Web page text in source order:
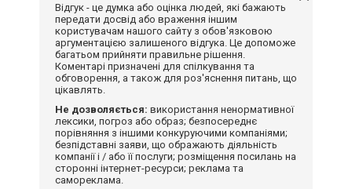
Відгук - це думка або оцінка людей, які бажають
передати досвід або враження іншим
користувачам нашого сайту з обов'язковою
аргументацією залишеного відгука. Це допоможе
багатьом прийняти правильне рішення.
Коментарі призначені для спілкування та
обговорення, а також для роз'яснення питань, що
цікавлять.
Не дозволяється: використання ненормативної
лексики, погроз або образ; безпосереднє
порівняння з іншими конкуруючими компаніями;
безпідставні заяви, що ображають діяльність
компанії і / або її послуги; розміщення посилань на
сторонні інтернет-ресурси; реклама та
самореклама.